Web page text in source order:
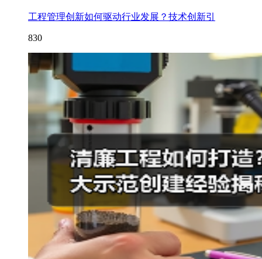
工程管理创新如何驱动行业发展？技术创新引
830